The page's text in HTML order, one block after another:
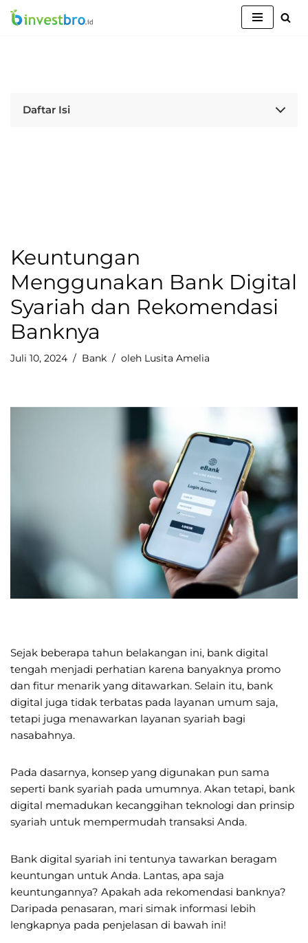
Daftar Isi
Keuntungan
Menggunakan Bank Digital
Syariah dan Rekomendasi
Banknya
Juli 10, 2024 Bank oleh Lusita Amelia
Sejak beberapa tahun belakangan ini, bank digital
tengah menjadi perhatian karena banyaknya promo
dan fitur menarik yang ditawarkan. Selain itu, bank
digital juga tidak terbatas pada layanan umum saja,
tetapi juga menawarkan layanan syariah bagi
nasabahnya.
Pada dasarnya, konsep yang digunakan pun sama
seperti bank syariah pada umumnya. Akan tetapi, bank
digital memadukan kecanggihan teknologi dan prinsip
syariah untuk mempermudah transaksi Anda.
Bank digital syariah ini tentunya tawarkan beragam
keuntungan untuk Anda. Lantas, apa saja
keuntungannya? Apakah ada rekomendasi banknya?
Daripada penasaran, mari simak informasi lebih
lengkapnya pada penjelasan di bawah ini!